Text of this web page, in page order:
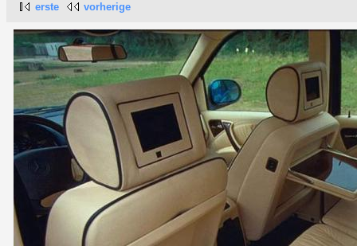
erste vorherige